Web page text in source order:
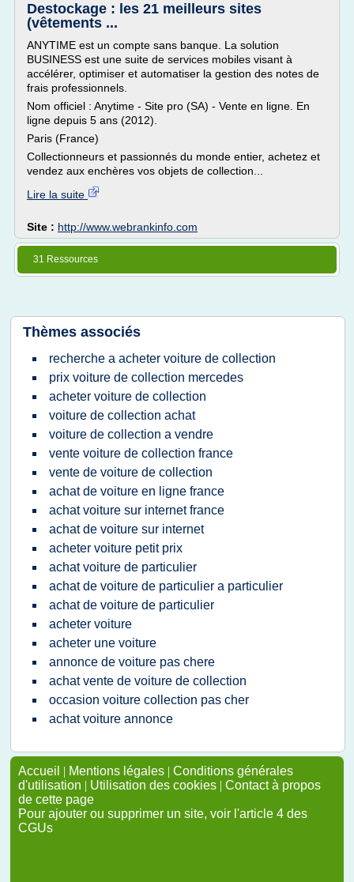
Destockage : les 21 meilleurs sites
(vêtements ...
ANYTIME est un compte sans banque. La solution
BUSINESS est une suite de services mobiles visant à
accélérer, optimiser et automatiser la gestion des notes de
frais professionnels.
Nom officiel : Anytime - Site pro (SA) - Vente en ligne. En
ligne depuis 5 ans (2012).
Paris (France)
Collectionneurs et passionnés du monde entier, achetez et
vendez aux enchères vos objets de collection...
Lire la suite
Site : http://www.webrankinfo.com
31 Ressources
Thèmes associés
recherche a acheter voiture de collection
prix voiture de collection mercedes
acheter voiture de collection
voiture de collection achat
voiture de collection a vendre
vente voiture de collection france
vente de voiture de collection
achat de voiture en ligne france
achat voiture sur internet france
achat de voiture sur internet
acheter voiture petit prix
achat voiture de particulier
achat de voiture de particulier a particulier
achat de voiture de particulier
acheter voiture
acheter une voiture
annonce de voiture pas chere
achat vente de voiture de collection
occasion voiture collection pas cher
achat voiture annonce
Accueil | Mentions légales | Conditions générales
d'utilisation | Utilisation des cookies | Contact à propos
de cette page
Pour ajouter ou supprimer un site, voir l'article 4 des
CGUs